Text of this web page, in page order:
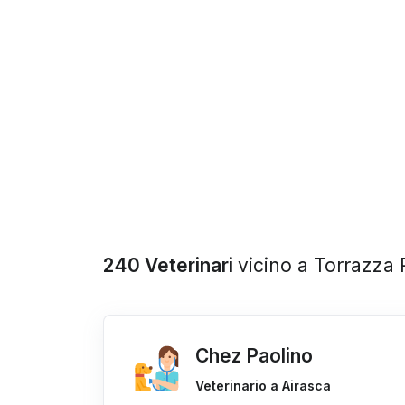
240 Veterinari vicino a Torrazza
Chez Paolino
Veterinario a Airasca